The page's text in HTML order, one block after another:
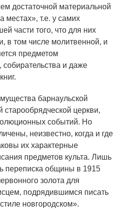
достаточной материальной
местах», т.е. у самих
части того, что для них
в том числе молитвенной, и
предметом
собирательства и даже
барнаульской
старообрядческой церкви,
событий. Но
неизвестно, когда и где
их характерные
предметов культа. Лишь
переписка общины в 1915
золота для
подрядившимся писать
новгородском».